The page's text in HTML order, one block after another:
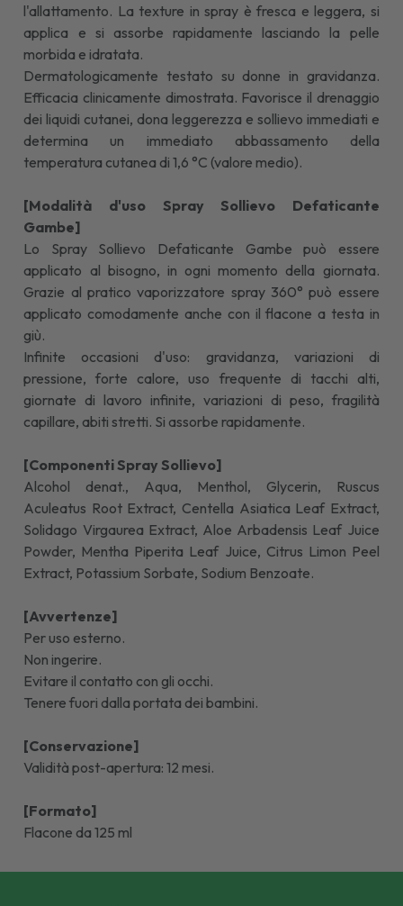
l'allattamento. La texture in spray è fresca e leggera, si
applica e si assorbe rapidamente lasciando la pelle
morbida e idratata.
Dermatologicamente testato su donne in gravidanza.
Efficacia clinicamente dimostrata. Favorisce il drenaggio
dei liquidi cutanei, dona leggerezza e sollievo immediati e
determina un immediato abbassamento della
temperatura cutanea di 1,6 °C (valore medio).
[Modalità d'uso Spray Sollievo Defaticante
Gambe]
Lo Spray Sollievo Defaticante Gambe può essere
applicato al bisogno, in ogni momento della giornata.
Grazie al pratico vaporizzatore spray 360° può essere
applicato comodamente anche con il flacone a testa in
giù.
Infinite occasioni d'uso: gravidanza, variazioni di
pressione, forte calore, uso frequente di tacchi alti,
giornate di lavoro infinite, variazioni di peso, fragilità
capillare, abiti stretti. Si assorbe rapidamente.
[Componenti Spray Sollievo]
Alcohol denat., Aqua, Menthol, Glycerin, Ruscus
Aculeatus Root Extract, Centella Asiatica Leaf Extract,
Solidago Virgaurea Extract, Aloe Arbadensis Leaf Juice
Powder, Mentha Piperita Leaf Juice, Citrus Limon Peel
Extract, Potassium Sorbate, Sodium Benzoate.
[Avvertenze]
Per uso esterno.
Non ingerire.
Evitare il contatto con gli occhi.
Tenere fuori dalla portata dei bambini.
[Conservazione]
Validità post-apertura: 12 mesi.
[Formato]
Flacone da 125 ml